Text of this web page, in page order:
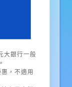
大銀行一般
，不適用